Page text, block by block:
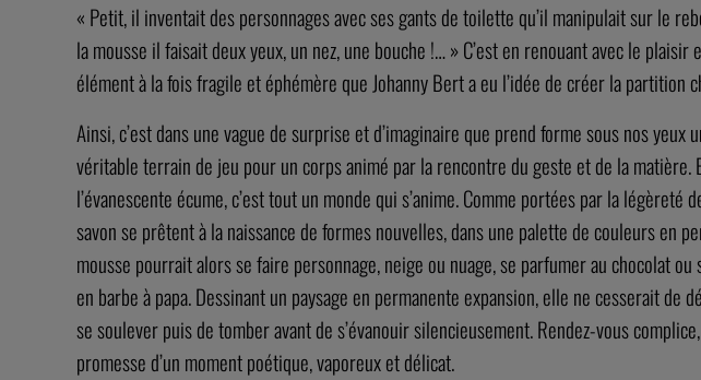
« Petit, il inventait des personnages avec ses gants de toilette qu’il manipulait sur le
la mousse il faisait deux yeux, un nez, une bouche !… » C’est en renouant avec le
élément à la fois fragile et éphémère que Johanny Bert a eu l’idée de créer la partition
Ainsi, c’est dans une vague de surprise et d’imaginaire que prend forme sous nos yeux
véritable terrain de jeu pour un corps animé par la rencontre du geste et de la matière.
l’évanescente écume, c’est tout un monde qui s’anime. Comme portées par la légèreté
savon se prêtent à la naissance de formes nouvelles, dans une palette de couleurs en
mousse pourrait alors se faire personnage, neige ou nuage, se parfumer au chocolat
en barbe à papa. Dessinant un paysage en permanente expansion, elle ne cesserait de
se soulever puis de tomber avant de s’évanouir silencieusement. Rendez-vous complice,
promesse d’un moment poétique, vaporeux et délicat.